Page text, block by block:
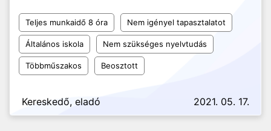
Teljes munkaidő 8 óra Nem igényel tapasztalatot
Általános iskola Nem szükséges nyelvtudás
Többműszakos Beosztott
Kereskedő, eladó 2021. 05. 17.